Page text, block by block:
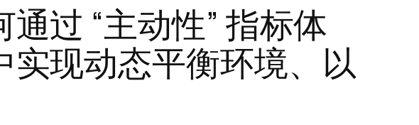
过 “主动性” 指标体
现动态平衡环境、以